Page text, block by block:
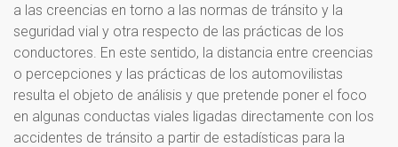
a las creencias en torno a las normas de tránsito y la
seguridad vial y otra respecto de las prácticas de los
conductores. En este sentido, la distancia entre creencias
o percepciones y las prácticas de los automovilistas
resulta el objeto de análisis y que pretende poner el foco
en algunas conductas viales ligadas directamente con los
accidentes de tránsito a partir de estadísticas para la